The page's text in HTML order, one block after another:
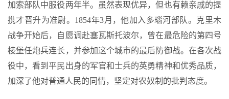
加索部队中服役两年半。虽然表现优异，但也有赖亲戚的提
携才晋升为准尉。1854年3月，他加入多瑙河部队。克里木
战争开始后，自愿调赴塞瓦斯托波尔，曾在最危险的第四号
棱堡任炮兵连长，并参加这个城市的最后防御战。在各次战
役中，看到平民出身的军官和士兵的英勇精神和优秀品质，
加深了他对普通人民的同情，坚定对农奴制的批判态度。